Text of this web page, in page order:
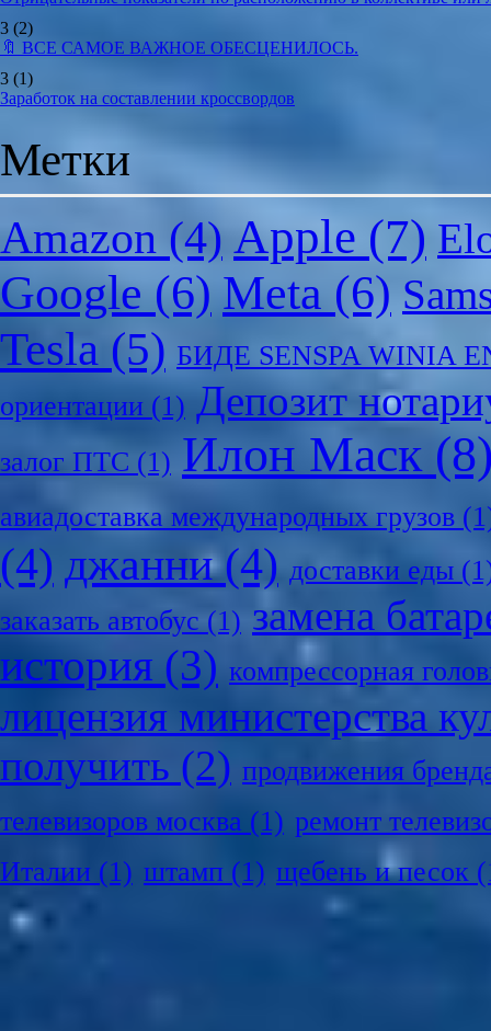
3 (2)
🔖 ВСЕ САМОЕ ВАЖНОЕ ОБЕСЦЕНИЛОСЬ.
3 (1)
Заработок на составлении кроссвордов
Метки
Amazon (4) Apple (7)
Google (6) Meta (6)
Tesla (5) БИДЕ SENSPA WINIA
ориентации (1) Депозит
залог ПТС (1) Илон Маск
авиадоставка международных грузов
(4) джанни(4) доставки еды
заказать автобус (1) замена
история (3) компрессорная
лицензия министерства
получить (2) продвижения
телевизоров москва (1) ремонт
Италии (1) штамп (1) щебень и песок